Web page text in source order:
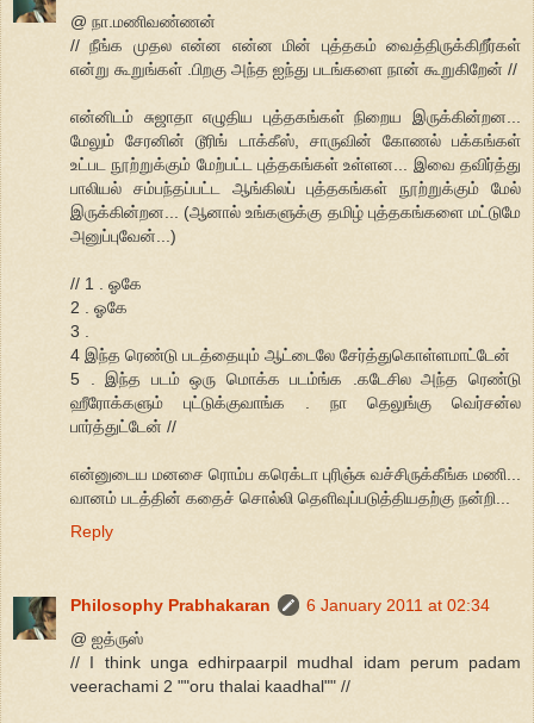
@ நா.மணிவண்ணன்
// நீங்க முதல என்ன என்ன மின் புத்தகம் வைத்திருக்கிறீர்கள்
என்று கூறுங்கள் .பிறகு அந்த ஐந்து படங்களை நான் கூறுகிறேன் //
என்னிடம் சுஜாதா எழுதிய புத்தகங்கள் நிறைய இருக்கின்றன...
மேலும் சேரனின் டூரிங் டாக்கீஸ், சாருவின் கோணல் பக்கங்கள்
உட்பட நூற்றுக்கும் மேற்பட்ட புத்தகங்கள் உள்ளன... இவை தவிர்த்து
பாலியல் சம்பந்தப்பட்ட ஆங்கிலப் புத்தகங்கள் நூற்றுக்கும் மேல்
இருக்கின்றன... (ஆனால் உங்களுக்கு தமிழ் புத்தகங்களை மட்டுமே
அனுப்புவேன்...)
// 1 . ஓகே
2 . ஓகே
3 .
4 இந்த ரெண்டு படத்தையும் ஆட்டைலே சேர்த்துகொள்ளமாட்டேன்
5 . இந்த படம் ஒரு மொக்க படம்ங்க .கடேசில அந்த ரெண்டு
ஹீரோக்களும் புட்டுக்குவாங்க . நா தெலுங்கு வெர்சன்ல
பார்த்துட்டேன் //
என்னுடைய மனசை ரொம்ப கரெக்டா புரிஞ்சு வச்சிருக்கீங்க மணி...
வானம் படத்தின் கதைச் சொல்லி தெளிவுப்படுத்தியதற்கு நன்றி...
Reply
Philosophy Prabhakaran
6 January 2011 at 02:34
@ ஐத்ருஸ்
// I think unga edhirpaarpil mudhal idam perum padam
veerachami 2 ""oru thalai kaadhal"" //